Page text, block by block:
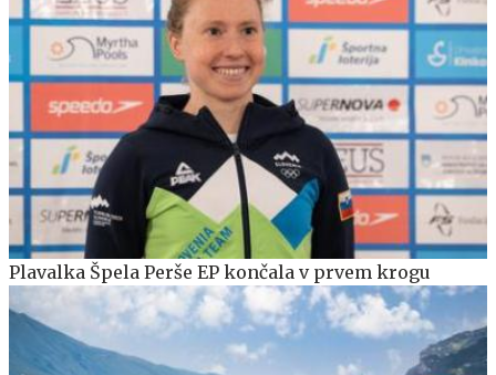
Plavalka Špela Perše EP končala v prvem krogu